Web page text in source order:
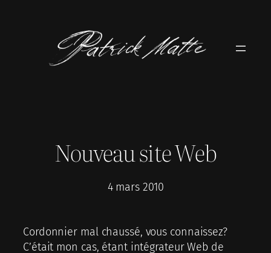
Nouveau site Web
4 mars 2010
Cordonnier mal chaussé, vous connaissez?
C’était mon cas, étant intégrateur Web de